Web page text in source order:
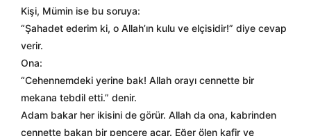
Kişi, Mümin ise bu soruya:
“Şahadet ederim ki, o Allah’ın kulu ve elçisidir!” diye cevap
verir.
Ona:
“Cehennemdeki yerine bak! Allah orayı cennette bir
mekana tebdil etti.” denir.
Adam bakar her ikisini de görür. Allah da ona, kabrinden
cennette bakan bir pencere açar. Eğer ölen kafir ve